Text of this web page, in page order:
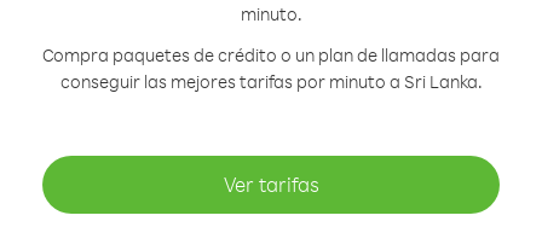
minuto.
Compra paquetes de crédito o un plan de llamadas para
conseguir las mejores tarifas por minuto a Sri Lanka.
Ver tarifas